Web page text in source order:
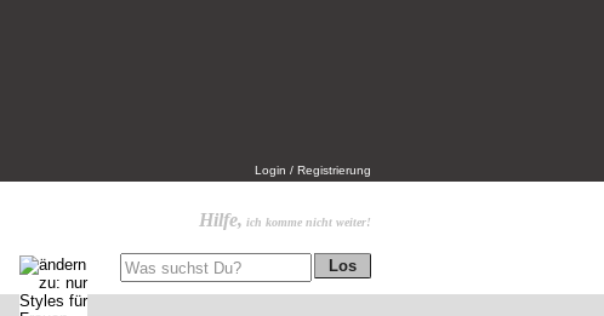
Login / Registrierung
Hilfe, ich komme nicht weiter!